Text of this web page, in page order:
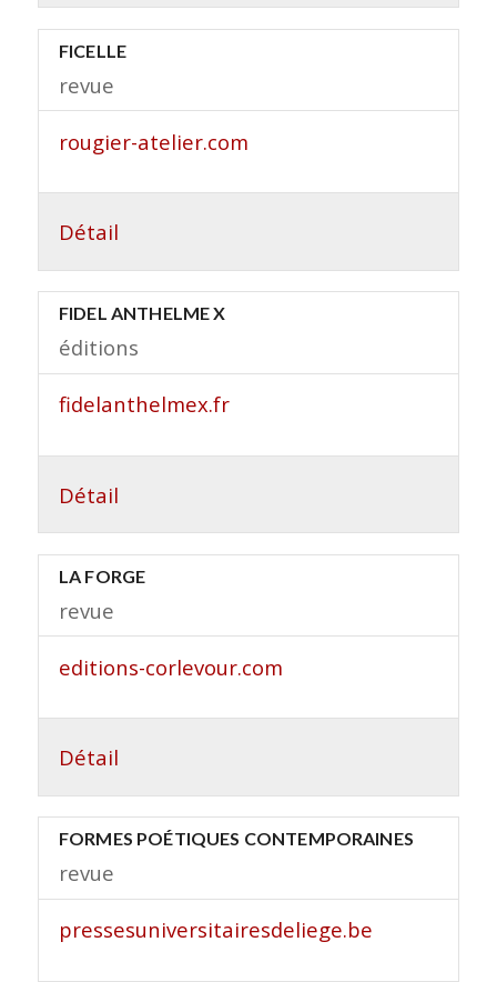
FICELLE
revue
rougier-atelier.com
Détail
FIDEL ANTHELME X
éditions
fidelanthelmex.fr
Détail
LA FORGE
revue
editions-corlevour.com
Détail
FORMES POÉTIQUES CONTEMPORAINES
revue
pressesuniversitairesdeliege.be